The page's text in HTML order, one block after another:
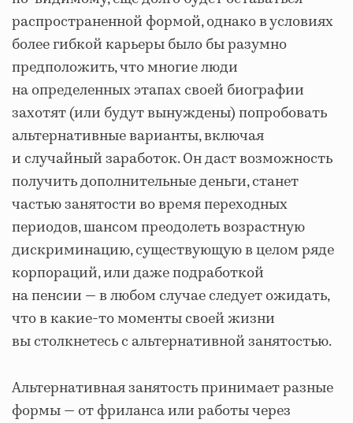
распространенной формой, однако в условиях
более гибкой карьеры было бы разумно
предположить, что многие люди
на определенных этапах своей биографии
захотят (или будут вынуждены) попробовать
альтернативные варианты, включая
и случайный заработок. Он даст возможность
получить дополнительные деньги, станет
частью занятости во время переходных
периодов, шансом преодолеть возрастную
дискриминацию, существующую в целом ряде
корпораций, или даже подработкой
на пенсии — в любом случае следует ожидать,
что в какие-то моменты своей жизни
вы столкнетесь с альтернативной занятостью.
Альтернативная занятость принимает разные
формы — от фриланса или работы через